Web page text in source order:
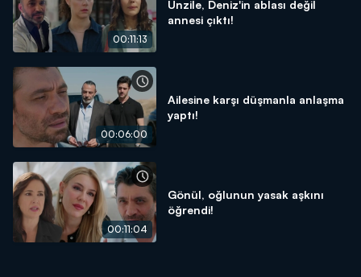
00:11:13
Ünzile, Deniz'in ablası değil
annesi çıktı!
00:06:00
Ailesine karşı düşmanla anlaşma
yaptı!
00:11:04
Gönül, oğlunun yasak aşkını
öğrendi!